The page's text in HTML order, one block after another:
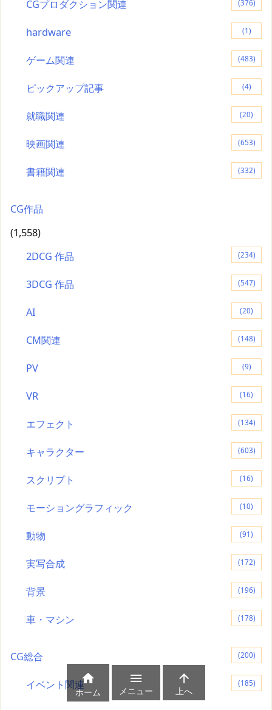
CGプロダクション関連 (376)
hardware (1)
ゲーム関連 (483)
ピックアップ記事 (4)
就職関連 (20)
映画関連 (653)
書籍関連 (332)
CG作品
(1,558)
2DCG 作品
(234)
3DCG 作品 (547)
AI (20)
CM関連 (148)
PV (9)
VR (16)
エフェクト (134)
キャラクター (603)
スクリプト (16)
モーショングラフィック (10)
動物 (91)
実写合成 (172)
背景 (196)
車・マシン (178)
CG総合 (200)
イベント関連 (185)

ホーム

メニュー

上へ